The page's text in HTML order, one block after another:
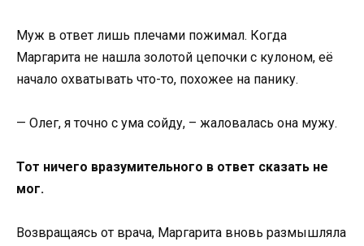
Муж в ответ лишь плечами пожимал. Когда
Маргарита не нашла золотой цепочки с кулоном, её
начало охватывать что-то, похожее на панику.
— Олег, я точно с ума сойду, – жаловалась она мужу.
Тот ничего вразумительного в ответ сказать не
мог.
Возвращаясь от врача, Маргарита вновь размышляла